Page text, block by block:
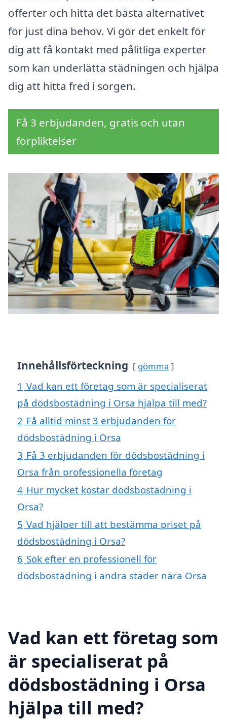
offerter och hitta det bästa alternativet
för just dina behov. Vi gör det enkelt för
dig att få kontakt med pålitliga experter
som kan underlätta städningen och hjälpa
dig att hitta fred i sorgen.
Få 3 erbjudanden, gratis och utan
förpliktelser
Innehållsförteckning gömma
1 Vad kan ett företag som är specialiserat
på dödsbostädning i Orsa hjälpa till med?
2 Få alltid minst 3 erbjudanden för
dödsbostädning i Orsa
3 Få 3 erbjudanden för dödsbostädning i
Orsa från professionella företag
4 Hur mycket kostar dödsbostädning i
Orsa?
5 Vad hjälper till att bestämma priset på
dödsbostädning i Orsa?
6 Sök efter en professionell för
dödsbostädning i andra städer nära Orsa
Vad kan ett företag som
är specialiserat på
dödsbostädning i Orsa
hjälpa till med?